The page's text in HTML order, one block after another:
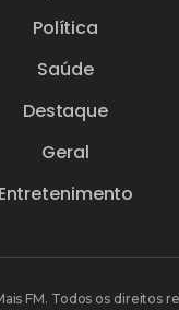
Política
Saúde
Destaque
Geral
Entretenimento
FM. Todos os direitos